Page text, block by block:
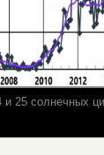
25 солнечных